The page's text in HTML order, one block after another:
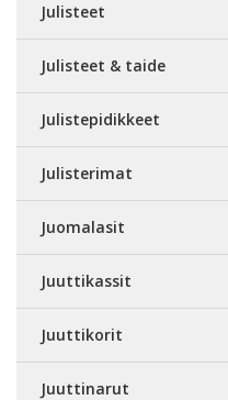
Julisteet
Julisteet & taide
Julistepidikkeet
Julisterimat
Juomalasit
Juuttikassit
Juuttikorit
Juuttinarut